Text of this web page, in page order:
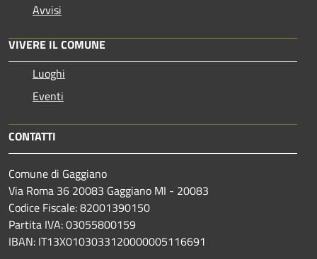
Avvisi
VIVERE IL COMUNE
Luoghi
Eventi
CONTATTI
Comune di Gaggiano
Via Roma 36 20083 Gaggiano MI - 20083
Codice Fiscale: 82001390150
Partita IVA: 03055800159
IBAN: IT13X0103033120000005116691